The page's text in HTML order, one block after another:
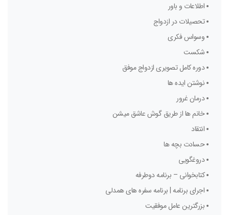
اطلاعات و باور
تحصیلات در ازدواج
وسواس فکری
شکست
دوره کامل تصویری ازدواج موفق
نوشتن ایده ها
درمان غرور
خانم ها از طریق گوش عاشق میشن
انتقاد
حسادت بچه ها
دروغگویی
کتابخوانی – برنامه دوطرفه
اجرای برنامه | برنامه سفره های همدلی
بزرگترین عامل موفقیت